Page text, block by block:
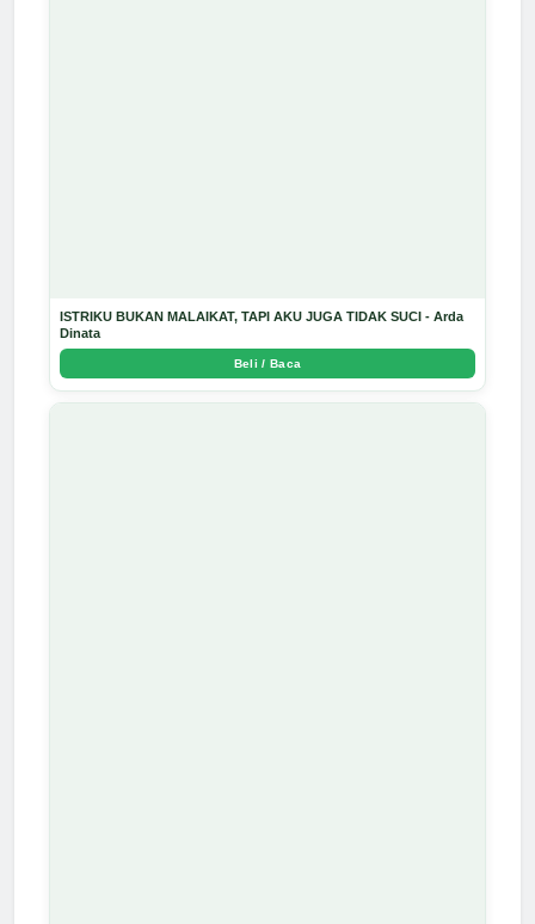
ISTRIKU BUKAN MALAIKAT, TAPI AKU JUGA TIDAK SUCI - Arda
Dinata
Beli / Baca